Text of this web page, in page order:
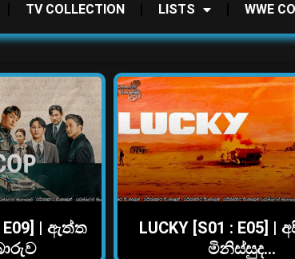
TV COLLECTION LISTS WWE
E09] | ඇත්ත
LUCKY [S01 : E05] |
මිනිස්සුද…